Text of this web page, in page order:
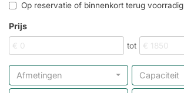
Op reservatie of binnenkort terug voorradig
Prijs
tot
Afmetingen Capaciteit